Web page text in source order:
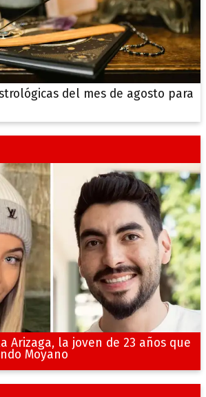
del mes de agosto para
Arizaga, la joven de 23 años que
Moyano